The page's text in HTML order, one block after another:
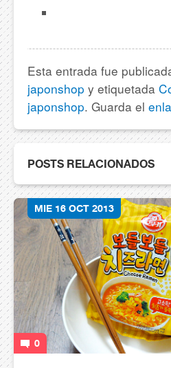
Esta entrada fue
japonshop y etiquetada
japonshop. Guarda el
POSTS RELACIONADOS
MIE 16 OCT 2013
0